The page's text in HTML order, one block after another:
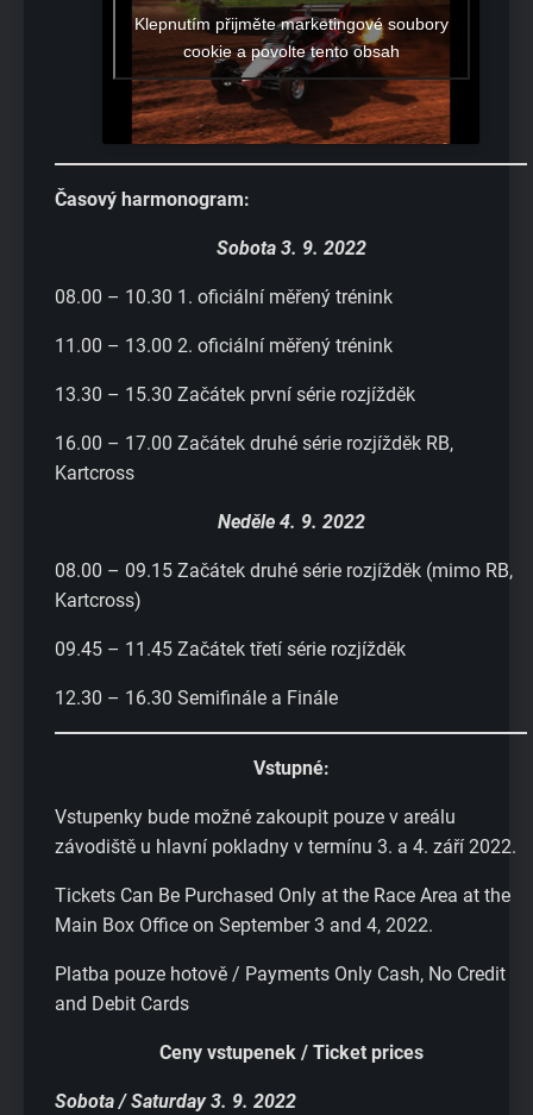
Klepnutím přijměte marketingové soubory
cookie a povolte tento obsah
Časový harmonogram:
Sobota 3. 9. 2022
08.00 – 10.30 1. oficiální měřený trénink
11.00 – 13.00 2. oficiální měřený trénink
13.30 – 15.30 Začátek první série rozjížděk
16.00 – 17.00 Začátek druhé série rozjížděk RB,
Kartcross
Neděle 4. 9. 2022
08.00 – 09.15 Začátek druhé série rozjížděk (mimo RB,
Kartcross)
09.45 – 11.45 Začátek třetí série rozjížděk
12.30 – 16.30 Semifinále a Finále
Vstupné:
Vstupenky bude možné zakoupit pouze v areálu
závodiště u hlavní pokladny v termínu 3. a 4. září 2022.
Tickets Can Be Purchased Only at the Race Area at the
Main Box Office on September 3 and 4, 2022.
Platba pouze hotově / Payments Only Cash, No Credit
and Debit Cards
Ceny vstupenek / Ticket prices
Sobota / Saturday 3. 9. 2022